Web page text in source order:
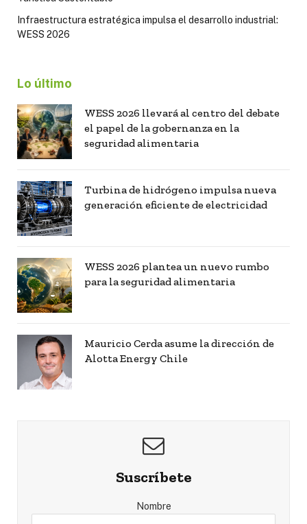
Infraestructura estratégica impulsa el desarrollo industrial:
WESS 2026
Lo último
WESS 2026 llevará al centro del debate
el papel de la gobernanza en la
seguridad alimentaria
Turbina de hidrógeno impulsa nueva
generación eficiente de electricidad
WESS 2026 plantea un nuevo rumbo
para la seguridad alimentaria
Mauricio Cerda asume la dirección de
Alotta Energy Chile
Suscríbete
Nombre